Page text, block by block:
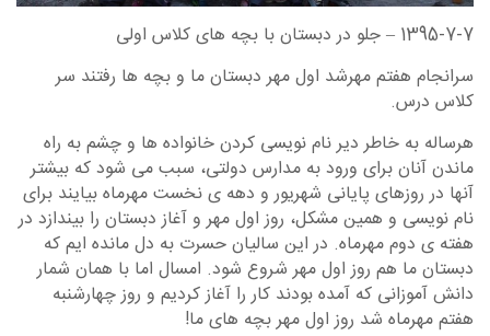
1395-7-7 – جلو در دبستان با بچه های کلاس اولی
سرانجام هفتم مهرشد اول مهر دبستان ما و بچه ها رفتند سر
کلاس درس.
هرساله به خاطر دیر نام نویسی کردن خانواده ها و چشم به راه
ماندن آنان برای ورود به مدارس دولتی، سبب می شود که بیشتر
آنها در روزهای پایانی شهریور و دهه ی نخست مهرماه بیایند برای
نام نویسی و همین مشکل، روز اول مهر و آغاز دبستان را بیندازد در
هفته ی دوم مهرماه. در این سالیان حسرت به دل مانده ایم که
دبستان ما هم روز اول مهر شروع شود. امسال اما با همان شمار
دانش آموزانی که آمده بودند کار را آغاز کردیم و روز چهارشنبه
هفتم مهرماه شد روز اول مهر بچه های ما!